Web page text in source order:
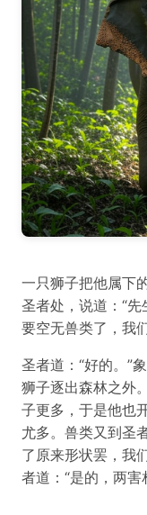
一只狮子把他属下
圣者处，说道：“
要空无兽类了，我
圣者道：“好的。”
狮子逐出森林之外
子更多，于是他也
尤多。兽类又到圣
了原来形状罢，我
者道：“是的，两害